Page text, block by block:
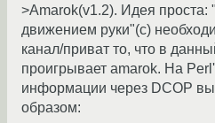
>Amarok(v1.2). Идея проста:
движением руки"(с)
канал/приват то, что в
проигрывает amarok. На
информации через DCOP
образом: